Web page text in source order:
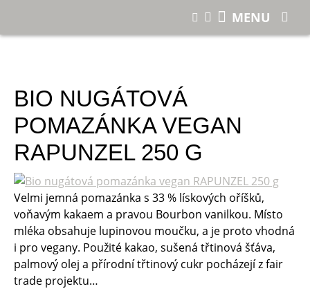
BIO NUGÁTOVÁ
POMAZÁNKA VEGAN
RAPUNZEL 250 G
Velmi jemná pomazánka s 33 % lískových oříšků,
voňavým kakaem a pravou Bourbon vanilkou. Místo
mléka obsahuje lupinovou moučku, a je proto vhodná
i pro vegany. Použité kakao, sušená třtinová šťáva,
palmový olej a přírodní třtinový cukr pocházejí z fair
trade projektu…
MENU